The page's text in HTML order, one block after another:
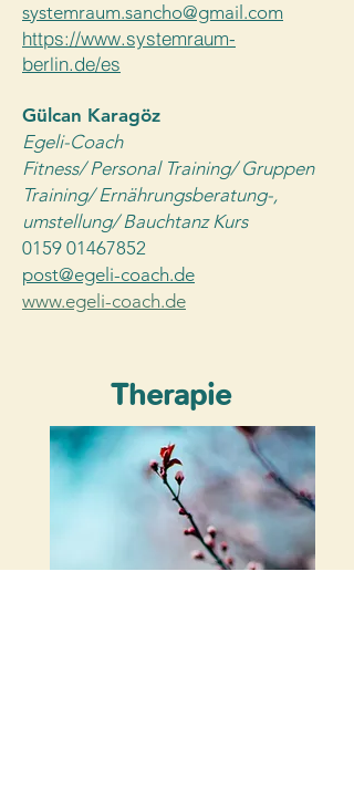
systemraum.sancho@gmail.com
https://www.systemraum-
berlin.de/es
Gülcan Karagöz
Egeli-Coach
Fitness/ Personal Training/ Gruppen
Training/ Ernährungsberatung-,
umstellung/ Bauchtanz Kurs
0159 01467852
post@egeli-coach.de
www.egeli-coach.de
Therapie